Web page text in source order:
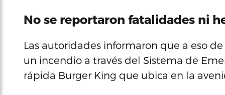
No se reportaron fatalidades ni
Las autoridades informaron que a eso
un incendio a través del Sistema de
rápida Burger King que ubica en la